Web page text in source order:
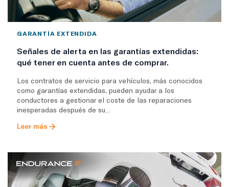
GARANTÍA EXTENDIDA
Señales de alerta en las garantías extendidas:
qué tener en cuenta antes de comprar.
Los contratos de servicio para vehículos, más conocidos
como garantías extendidas, pueden ayudar a los
conductores a gestionar el coste de las reparaciones
inesperadas después de su...
Leer más